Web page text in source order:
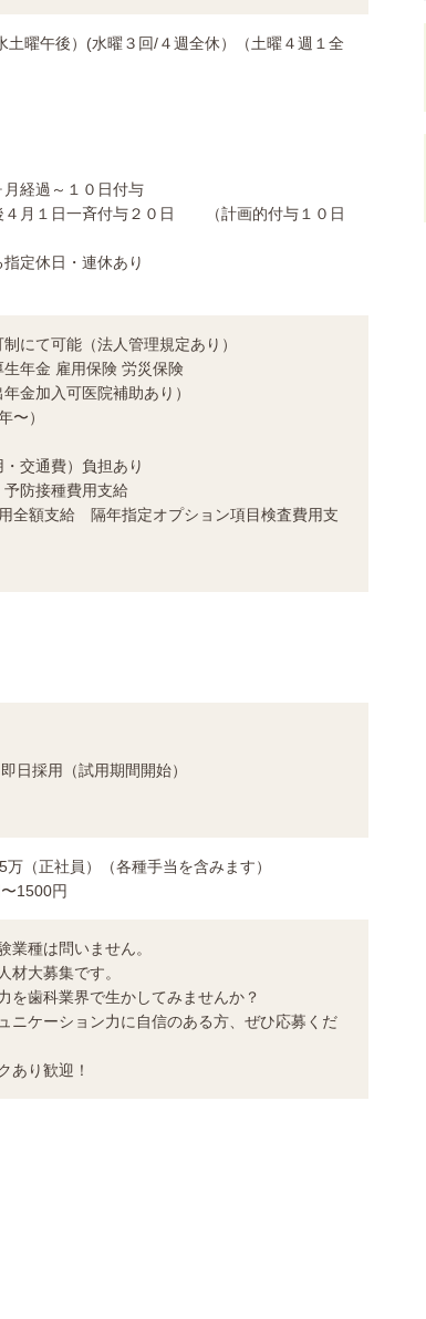
土曜午後）(水曜３回/４週全休）（土曜４週１全
月経過～１０日付与
斉付与２０日 （計画的付与１０日
定休日・連休あり
にて可能（法人管理規定あり）
年金 雇用保険 労災保険
可医院補助あり）
〜）
交通費）負担あり
防接種費用支給
全額支給 隔年指定オプション項目検査費用支
日採用（試用期間開始）
（正社員）（各種手当を含みます）
1500円
業種は問いません。
材大募集です。
を歯科業界で生かしてみませんか？
ニケーション力に自信のある方、ぜひ応募くだ
あり歓迎！